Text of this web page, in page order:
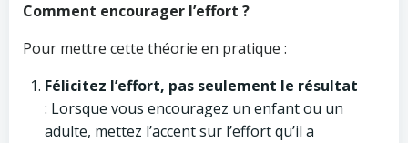
Comment encourager l’effort ?
Pour mettre cette théorie en pratique :
Félicitez l’effort, pas seulement le résultat
: Lorsque vous encouragez un enfant ou un
adulte, mettez l’accent sur l’effort qu’il a